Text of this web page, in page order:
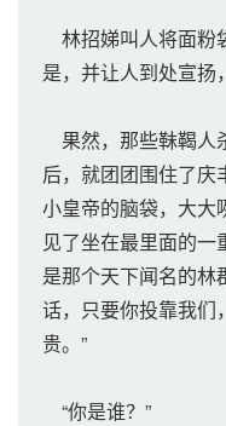
林招娣叫人将面粉
是，并让人到处宣扬
果然，那些靺鞨人
后，就团团围住了庆
小皇帝的脑袋，大大
见了坐在最里面的一
是那个天下闻名的林
话，只要你投靠我们
贵。”
“你是谁？”